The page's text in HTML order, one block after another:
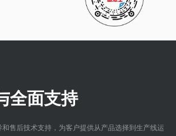
全面支持
售后技术支持，为客户提供从产品选择到生产线运